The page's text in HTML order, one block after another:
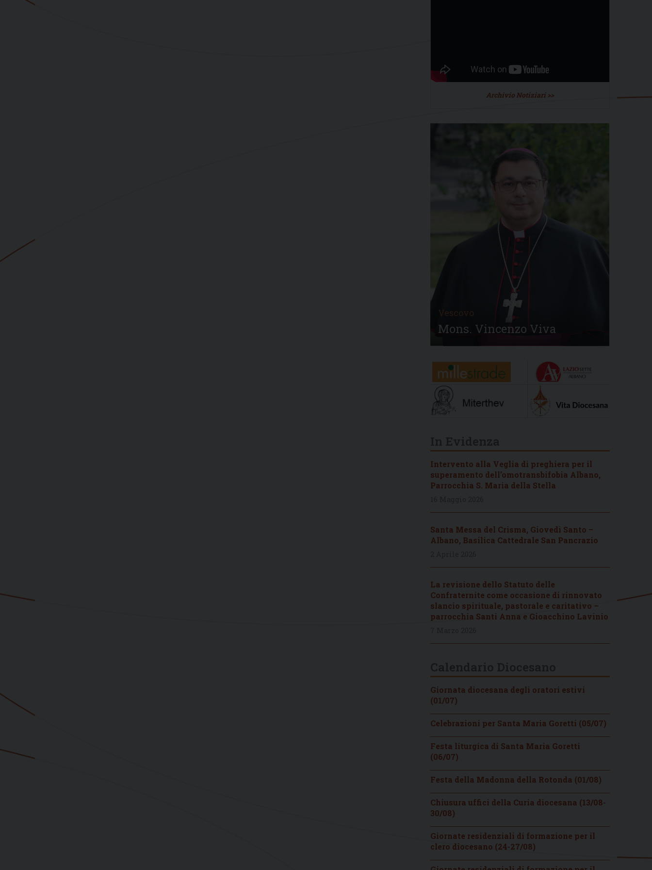
Archivio Notiziari >>
Vescovo
Mons. Vincenzo Viva
Intervento alla Veglia di preghiera per il
superamento dell’omotransbifobia Albano,
Parrocchia S. Maria della Stella
Santa Messa del Crisma, Giovedì Santo –
Albano, Basilica Cattedrale San Pancrazio
La revisione dello Statuto delle
Confraternite come occasione di rinnovato
slancio spirituale, pastorale e caritativo –
parrocchia Santi Anna e Gioacchino Lavinio
Giornata diocesana degli oratori estivi
(01/07)
Celebrazioni per Santa Maria Goretti (05/07)
Festa liturgica di Santa Maria Goretti
(06/07)
Festa della Madonna della Rotonda (01/08)
Chiusura uffici della Curia diocesana (13/08-
30/08)
Giornate residenziali di formazione per il
clero diocesano (24-27/08)